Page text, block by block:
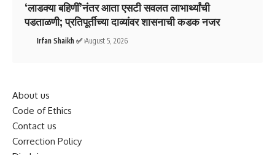
‘लाडक्या बहिणीं’नंतर आता एसटी सवलत लाभार्थ्यांची
पडताळणी; प्रतिपूर्तीच्या दाव्यांवर शासनाची कडक नजर
Irfan Shaikh ✅ August 5, 2026
About us
Code of Ethics
Contact us
Correction Policy